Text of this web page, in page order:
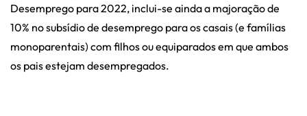
Desemprego para 2022, inclui-se ainda a majoração de
10% no subsídio de desemprego para os casais (e famílias
monoparentais) com filhos ou equiparados em que ambos
os pais estejam desempregados.